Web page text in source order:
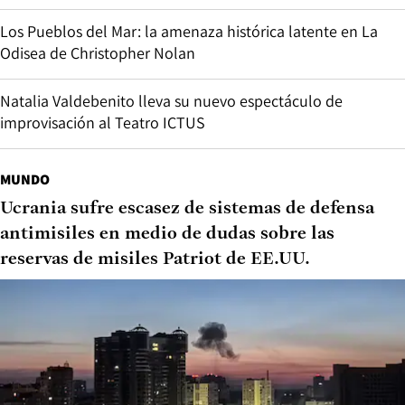
Los Pueblos del Mar: la amenaza histórica latente en La
Odisea de Christopher Nolan
Natalia Valdebenito lleva su nuevo espectáculo de
improvisación al Teatro ICTUS
MUNDO
Ucrania sufre escasez de sistemas de defensa
antimisiles en medio de dudas sobre las
reservas de misiles Patriot de EE.UU.